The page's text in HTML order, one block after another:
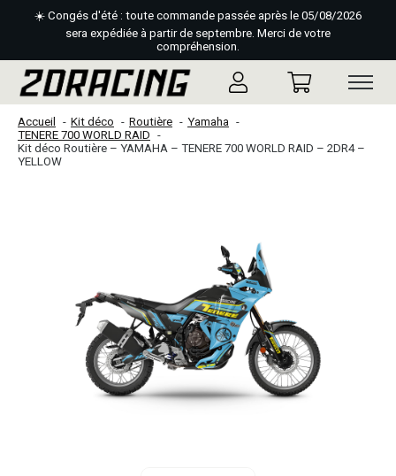
☀️ Congés d'été : toute commande passée après le 05/08/2026
sera expédiée à partir de septembre. Merci de votre
compréhension.
Accueil Kit déco Routière
Yamaha
TENERE 700 WORLD RAID
Kit déco Routière – YAMAHA – TENERE 700 WORLD RAID – 2DR4 –
YELLOW